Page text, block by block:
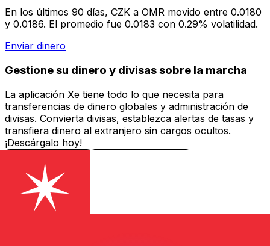
En los últimos 90 días, CZK a OMR movido entre 0.0180
y 0.0186. El promedio fue 0.0183 con 0.29% volatilidad.
Enviar dinero
Gestione su dinero y divisas sobre la marcha
La aplicación Xe tiene todo lo que necesita para
transferencias de dinero globales y administración de
divisas. Convierta divisas, establezca alertas de tasas y
transfiera dinero al extranjero sin cargos ocultos.
¡Descárgalo hoy!